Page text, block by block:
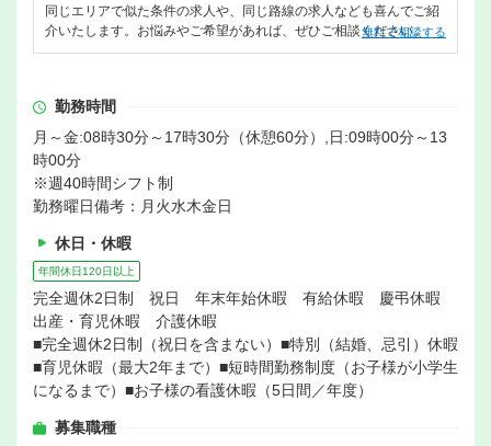
同じエリアで似た条件の求人や、同じ路線の求人なども喜んでご紹
介いたします。お悩みやご希望があれば、ぜひご相談ください。
無料で相談する
勤務時間
月～金:08時30分～17時30分（休憩60分）,日:09時00分～13
時00分
※週40時間シフト制
勤務曜日備考：月火水木金日
休日・休暇
年間休日120日以上
完全週休2日制 祝日 年末年始休暇 有給休暇 慶弔休暇
出産・育児休暇 介護休暇
■完全週休2日制（祝日を含まない）■特別（結婚、忌引）休暇
■育児休暇（最大2年まで）■短時間勤務制度（お子様が小学生
になるまで）■お子様の看護休暇（5日間／年度）
募集職種